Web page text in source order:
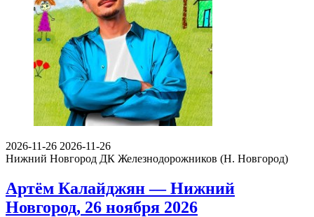
2026-11-26 2026-11-26
Нижний Новгород ДК Железнодорожников (Н. Новгород)
Артём Калайджян — Нижний
Новгород, 26 ноября 2026